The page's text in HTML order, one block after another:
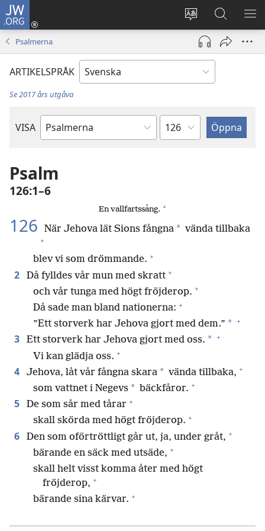
JW.ORG
Ändra
webbplatsens
språk
Logga
(öppnar
fönster)
Sök
på
jw.org
Psalmerna
ARTIKELSPRÅK
Se 2017 års utgåva
VISA
Bibelbok
Kapitel
Psalm
126:1–6
En vallfartssång. *
126 När Jehova lät Sions fångna * vända tillbaka
+
blev vi som drömmande. +
2 Då fylldes vår mun med skratt +
och vår tunga med högt fröjderop. +
Då sade man bland nationerna: +
”Ett storverk har Jehova gjort med dem.” * +
3 Ett storverk har Jehova gjort med oss. * +
Vi kan glädja oss. +
4 Jehova, låt vår fångna skara * vända tillbaka, +
som vattnet i Negevs * bäckfåror. +
5 De som sår med tårar +
skall skörda med högt fröjderop. +
6 Den som oförtröttligt går ut, ja, under gråt, +
bärande en säck med utsäde, +
skall helt visst komma åter med högt
fröjderop, +
bärande sina kärvar. +